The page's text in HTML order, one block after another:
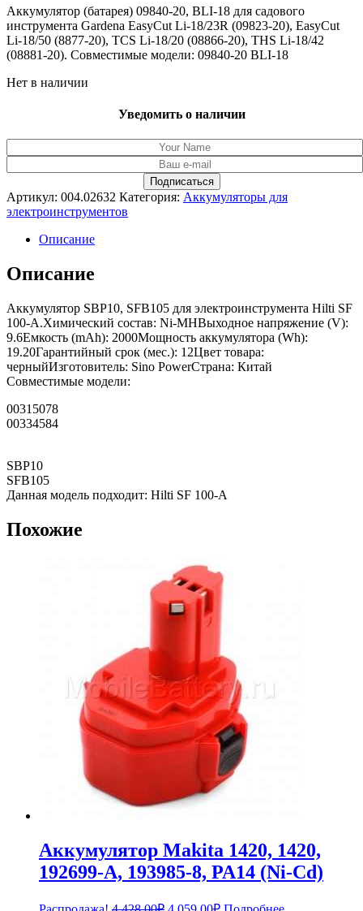
составляла
8,028.00₽.
7,359.00₽.
Аккумулятор (батарея) 09840-20, BLI-18 для садового
инструмента Gardena EasyCut Li-18/23R (09823-20), EasyCut
Li-18/50 (8877-20), TCS Li-18/20 (08866-20), THS Li-18/42
(08881-20). Совместимые модели: 09840-20 BLI-18
Нет в наличии
Уведомить о наличии
Артикул: 004.02632 Категория: Аккумуляторы для
электроинструментов
Описание
Описание
Аккумулятор SBP10, SFB105 для электроинструмента Hilti SF
100-A.Химический состав: Ni-MHВыходное напряжение (V):
9.6Емкость (mAh): 2000Мощность аккумулятора (Wh):
19.20Гарантийный срок (мес.): 12Цвет товара:
черныйИзготовитель: Sino PowerСтрана: Китай
Совместимые модели:
00315078
00334584
SBP10
SFB105
Данная модель подходит: Hilti SF 100-A
Похожие
Аккумулятор Makita 1420, 1420,
192699-A, 193985-8, PA14 (Ni-Cd)
Первоначальная
Текущая